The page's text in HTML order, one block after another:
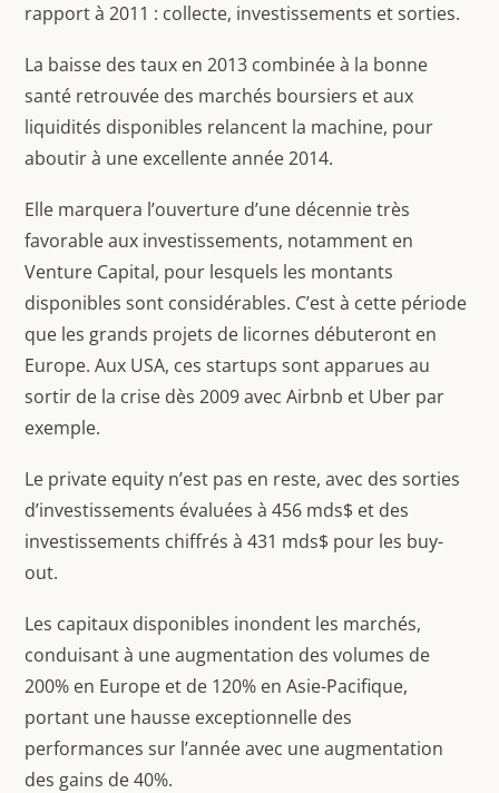
rapport à 2011 : collecte, investissements et sorties.
La baisse des taux en 2013 combinée à la bonne
santé retrouvée des marchés boursiers et aux
liquidités disponibles relancent la machine, pour
aboutir à une excellente année 2014.
Elle marquera l’ouverture d’une décennie très
favorable aux investissements, notamment en
Venture Capital, pour lesquels les montants
disponibles sont considérables. C’est à cette période
que les grands projets de licornes débuteront en
Europe. Aux USA, ces startups sont apparues au
sortir de la crise dès 2009 avec Airbnb et Uber par
exemple.
Le private equity n’est pas en reste, avec des sorties
d’investissements évaluées à 456 mds$ et des
investissements chiffrés à 431 mds$ pour les buy-
out.
Les capitaux disponibles inondent les marchés,
conduisant à une augmentation des volumes de
200% en Europe et de 120% en Asie-Pacifique,
portant une hausse exceptionnelle des
performances sur l’année avec une augmentation
des gains de 40%.